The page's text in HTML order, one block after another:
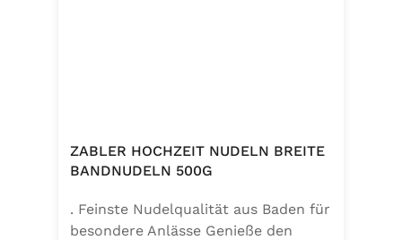
ZABLER HOCHZEIT NUDELN BREITE
BANDNUDELN 500G
. Feinste Nudelqualität aus Baden für
besondere Anlässe Genieße den